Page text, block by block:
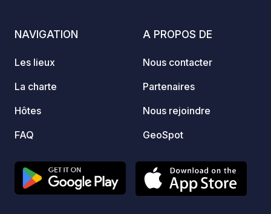
NAVIGATION
Les lieux
La charte
Hôtes
FAQ
A PROPOS DE
Nous contacter
Partenaires
Nous rejoindre
GeoSpot